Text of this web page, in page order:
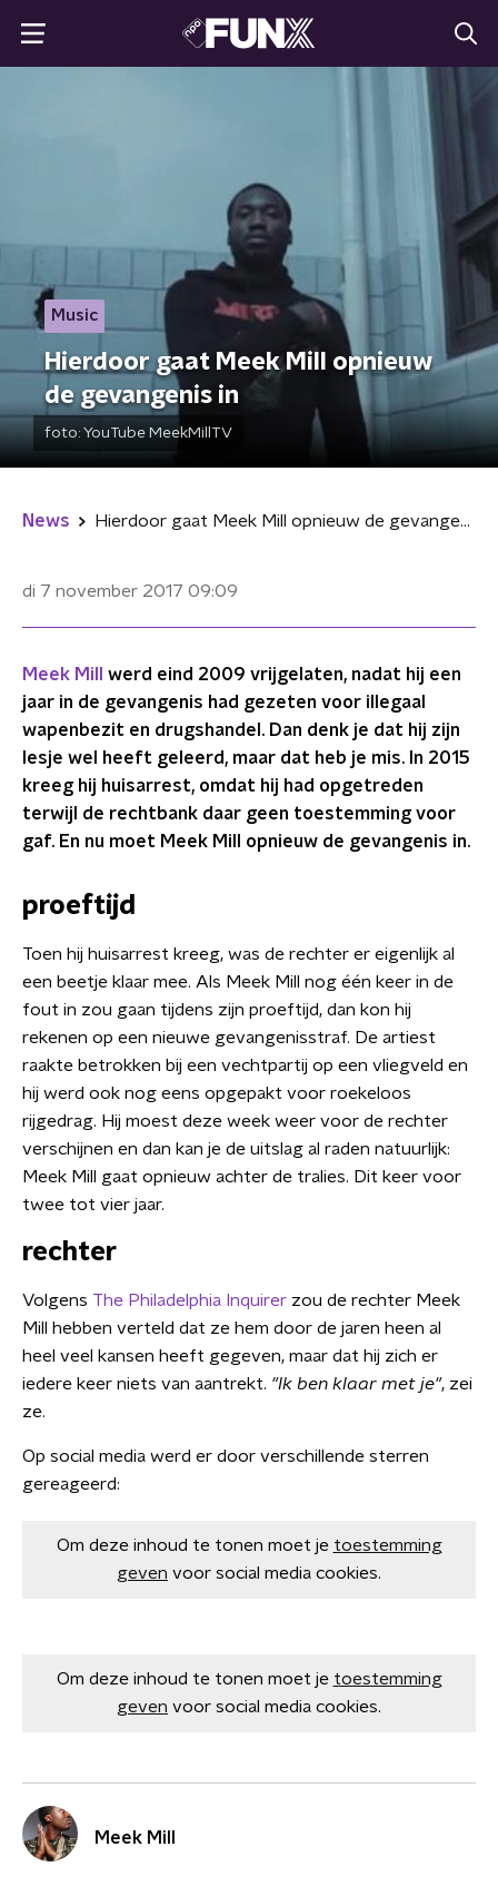
Music
Hierdoor gaat Meek Mill opnieuw
de gevangenis in
foto: YouTube MeekMillTV
News Hierdoor gaat Meek Mill opnieuw de gevangenis in
di 7 november 2017 09:09
Meek Mill
werd eind 2009 vrijgelaten, nadat hij een
jaar in de gevangenis had gezeten voor illegaal
wapenbezit en drugshandel. Dan denk je dat hij zijn
lesje wel heeft geleerd, maar dat heb je mis. In 2015
kreeg hij huisarrest, omdat hij had opgetreden
terwijl de rechtbank daar geen toestemming voor
gaf. En nu moet Meek Mill opnieuw de gevangenis in.
proeftijd
Toen hij huisarrest kreeg, was de rechter er eigenlijk al
een beetje klaar mee. Als Meek Mill nog één keer in de
fout in zou gaan tijdens zijn proeftijd, dan kon hij
rekenen op een nieuwe gevangenisstraf. De artiest
raakte betrokken bij een vechtpartij op een vliegveld en
hij werd ook nog eens opgepakt voor roekeloos
rijgedrag. Hij moest deze week weer voor de rechter
verschijnen en dan kan je de uitslag al raden natuurlijk:
Meek Mill gaat opnieuw achter de tralies. Dit keer voor
twee tot vier jaar.
rechter
Volgens The Philadelphia Inquirer zou de rechter Meek
Mill hebben verteld dat ze hem door de jaren heen al
heel veel kansen heeft gegeven, maar dat hij zich er
iedere keer niets van aantrekt. "Ik ben klaar met je", zei
ze.
Op social media werd er door verschillende sterren
gereageerd:
Om deze inhoud te tonen moet je toestemming
geven voor social media cookies.
Om deze inhoud te tonen moet je toestemming
geven voor social media cookies.
Meek Mill